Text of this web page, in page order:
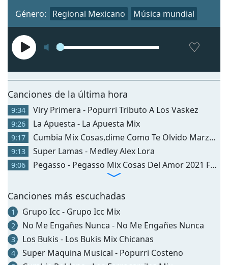
Género: Regional Mexicano Música mundial
Сanciones de la última hora
9:34 Viry Primera - Popurri Tributo A Los Vaskez
9:26 La Apuesta - La Apuesta Mix
9:17 Cumbia Mix Cosas,dime Como Te Olvido Marzo 2021 - Cumbia Mix Cosas ,dime Como Te Olvido Marzo 21021 Dj Corsan
9:13 Super Lamas - Medley Alex Lora
9:06 Pegasso - Pegasso Mix Cosas Del Amor 2021 Febrero
Canciones más escuchadas
1 Grupo Icc - Grupo Icc Mix
2 No Me Engañes Nunca - No Me Engañes Nunca
3 Los Bukis - Los Bukis Mix Chicanas
4 Super Maquina Musical - Popurri Costeno